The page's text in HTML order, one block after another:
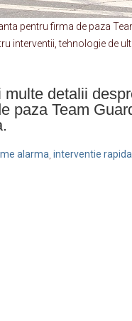
pentru firma de paza
interventii, tehnologie de
detalii
paza Team
alarma interventie rapida